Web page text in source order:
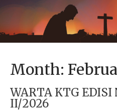
Month:
WARTA KTG
II/2026